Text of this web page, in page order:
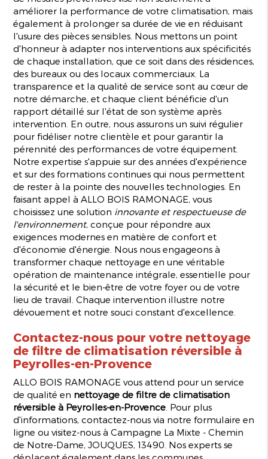
améliorer la performance de votre climatisation, mais
également à prolonger sa durée de vie en réduisant
l'usure des pièces sensibles. Nous mettons un point
d'honneur à adapter nos interventions aux spécificités
de chaque installation, que ce soit dans des résidences,
des bureaux ou des locaux commerciaux. La
transparence et la qualité de service sont au cœur de
notre démarche, et chaque client bénéficie d'un
rapport détaillé sur l'état de son système après
intervention. En outre, nous assurons un suivi régulier
pour fidéliser notre clientèle et pour garantir la
pérennité des performances de votre équipement.
Notre expertise s'appuie sur des années d'expérience
et sur des formations continues qui nous permettent
de rester à la pointe des nouvelles technologies. En
faisant appel à ALLO BOIS RAMONAGE, vous
choisissez une solution innovante et respectueuse de
l'environnement, conçue pour répondre aux
exigences modernes en matière de confort et
d'économie d'énergie. Nous nous engageons à
transformer chaque nettoyage en une véritable
opération de maintenance intégrale, essentielle pour
la sécurité et le bien-être de votre foyer ou de votre
lieu de travail. Chaque intervention illustre notre
dévouement et notre souci constant d'excellence.
Contactez-nous pour votre nettoyage
de filtre de climatisation réversible à
Peyrolles-en-Provence
ALLO BOIS RAMONAGE vous attend pour un service
de qualité en nettoyage de filtre de climatisation
réversible à Peyrolles-en-Provence . Pour plus
d'informations, contactez-nous via notre formulaire en
ligne ou visitez-nous à Campagne La Mixte - Chemin
de Notre-Dame, JOUQUES, 13490. Nos experts se